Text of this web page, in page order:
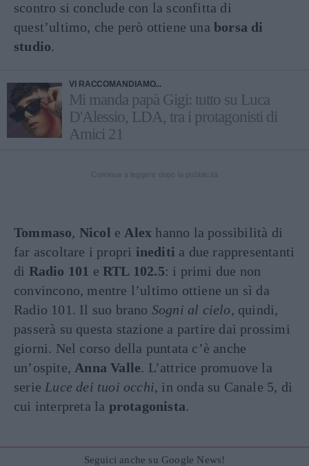
scontro si conclude con la sconfitta di
quest’ultimo, che però ottiene una borsa di
studio.
VI RACCOMANDIAMO...
Mi manda papà Gigi: tutto su Luca
D'Alessio, LDA, tra i protagonisti di
Amici 21
Tommaso, Nicol e Alex hanno la possibilità di
far ascoltare i propri inediti a due rappresentanti
di Radio 101 e RTL 102.5: i primi due non
convincono, mentre l’ultimo ottiene un sì da
Radio 101. Il suo brano Sogni al cielo, quindi,
passerà su questa stazione a partire dai prossimi
giorni. Nel corso della puntata c’è anche
un’ospite, Anna Valle. L’attrice promuove la
serie Luce dei tuoi occhi, in onda su Canale 5, di
cui interpreta la protagonista.
Seguici anche su Google News!